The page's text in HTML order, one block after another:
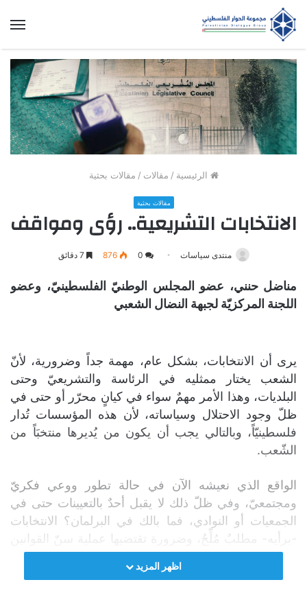
الرئيسية / مقالات / مقالات بحثية
مقالات بحثية
الانتخابات التشريعية.. رؤى ومواقف
منتدى سياسات 0
876
مناضل حنني، عضو المجلس الوطنيّ الفلسطينيّ، وعضو
اللجنة المركزيّة لجبهة النضال الشعبي
يرى أن الانتخابات، بشكل عام، مهمة جداً وضرورية، لأنّ
الشعب يختار ممثليه في الرئاسة والتشريعيّ وحتى
البلديات، وهذا الأمر مهمٌ سواء في كيانٍ محرّر أو حتى في
ظلّ وجود الاحتلال وسياساته، لأن هذه المؤسسات تُدار
فلسطينيّاً، وبالتالي يجب أن يكون من يُديرها منتخبَاً من
الشّعب.
الواقع الذي نعيشه الآن في حالة تطور ووعي فكريّ
ومجتمعيّ، وفي ظلّ ذلك لا يقبل أحدٌ بالتعيينات حتى في
الجمعيات أو النوادي، فما بالك في البرلمان؟ الانتخابات
-برأيه- مطلبٌ مُلِّحٌ، وضرورة تقتضيها عملية سنّ القوانين
والتشريعات في كافة مجالات الحياة للشعب، حتى لو كان
اظهر المزيد